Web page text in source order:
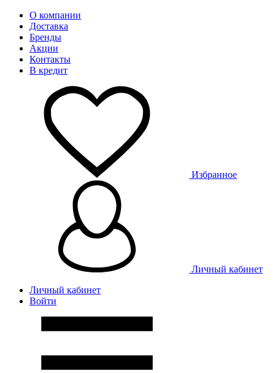
О компании
Доставка
Бренды
Акции
Контакты
В кредит
Избранное
Личный кабинет
Личный кабинет
Войти